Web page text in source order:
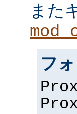
また
フ